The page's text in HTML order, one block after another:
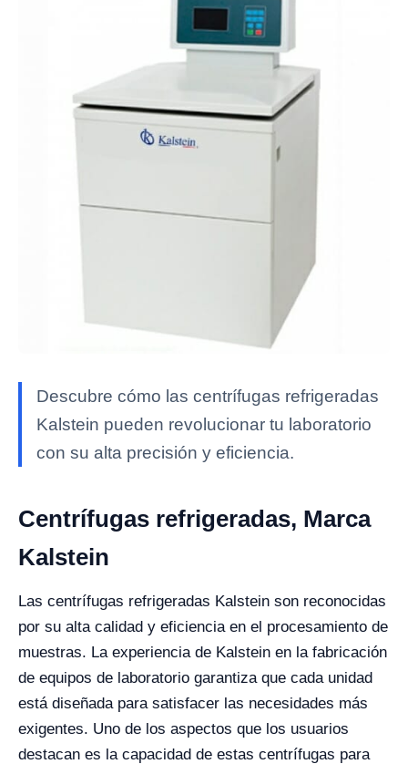
Descubre cómo las centrífugas refrigeradas
Kalstein pueden revolucionar tu laboratorio
con su alta precisión y eficiencia.
Centrífugas refrigeradas, Marca
Kalstein
Las centrífugas refrigeradas Kalstein son reconocidas
por su alta calidad y eficiencia en el procesamiento de
muestras. La experiencia de Kalstein en la fabricación
de equipos de laboratorio garantiza que cada unidad
está diseñada para satisfacer las necesidades más
exigentes. Uno de los aspectos que los usuarios
destacan es la capacidad de estas centrífugas para